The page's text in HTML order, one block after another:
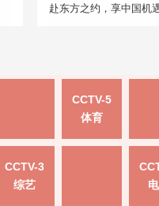
赴东方之约，享中国机
CCTV-5
体育
CCTV-3
综艺